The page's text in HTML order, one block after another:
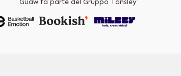
Guaw fa parte del Gruppo Tansley